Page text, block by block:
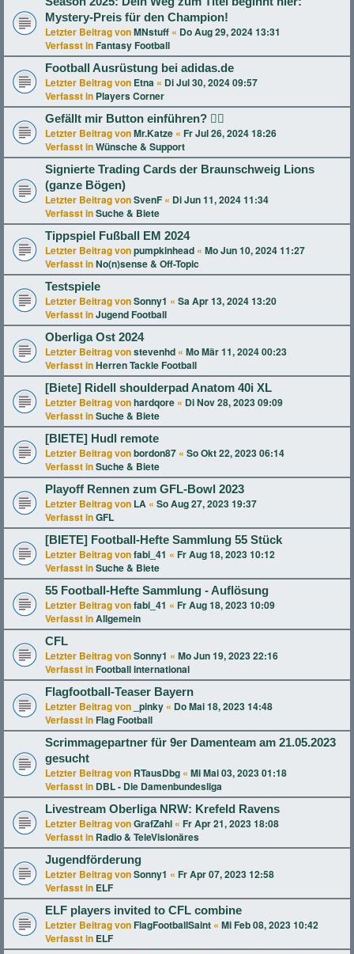
Mystery-Preis für den Champion!
Letzter Beitrag vonMNstuff « Do Aug 29, 2024 13:31
Verfasst in Fantasy Football
Football Ausrüstung bei adidas.de
Letzter Beitrag von Etna « Di Jul 30, 2024 09:57
Verfasst in Players Corner
Gefällt mir Button einführen? 👍🏻
Letzter Beitrag vonMr.Katze « Fr Jul 26, 2024 18:26
Verfasst inWünsche & Support
Signierte Trading Cards der Braunschweig Lions
(ganze Bögen)
Letzter Beitrag vonSvenF « Di Jun 11, 2024 11:34
Verfasst inSuche & Biete
Tippspiel Fußball EM 2024
Letzter Beitrag vonpumpkinhead « Mo Jun 10, 2024 11:27
Verfasst inNo(n)sense & Off-Topic
Testspiele
Letzter Beitrag vonSonny1 « Sa Apr 13, 2024 13:20
Verfasst inJugend Football
Oberliga Ost 2024
Letzter Beitrag vonstevenhd « Mo Mär 11, 2024 00:23
Verfasst inHerren Tackle Football
[Biete] Ridell shoulderpad Anatom 40i XL
Letzter Beitrag vonhardqore « Di Nov 28, 2023 09:09
Verfasst inSuche & Biete
[BIETE] Hudl remote
Letzter Beitrag vonbordon87 « So Okt 22, 2023 06:14
Verfasst inSuche & Biete
Playoff Rennen zum GFL-Bowl 2023
Letzter Beitrag von LA « So Aug 27, 2023 19:37
Verfasst inGFL
[BIETE] Football-Hefte Sammlung 55 Stück
Letzter Beitrag vonfabi_41 « Fr Aug 18, 2023 10:12
Verfasst inSuche & Biete
55 Football-Hefte Sammlung - Auflösung
Letzter Beitrag vonfabi_41 « Fr Aug 18, 2023 10:09
Verfasst inAllgemein
CFL
Letzter Beitrag vonSonny1 « Mo Jun 19, 2023 22:16
Verfasst in Football international
Flagfootball-Teaser Bayern
Letzter Beitrag von _pinky « Do Mai 18, 2023 14:48
Verfasst in Flag Football
Scrimmagepartner für 9er Damenteam am 21.05.2023
gesucht
Letzter Beitrag von RTausDbg « Mi Mai 03, 2023 01:18
Verfasst in DBL - Die Damenbundesliga
Livestream Oberliga NRW: Krefeld Ravens
Letzter Beitrag vonGrafZahl « Fr Apr 21, 2023 18:08
Verfasst in Radio & TeleVisionäres
Jugendförderung
Letzter Beitrag vonSonny1 « Fr Apr 07, 2023 12:58
Verfasst in ELF
ELF players invited to CFL combine
Letzter Beitrag von FlagFootballSaint « Mi Feb 08, 2023 10:42
Verfasst in ELF